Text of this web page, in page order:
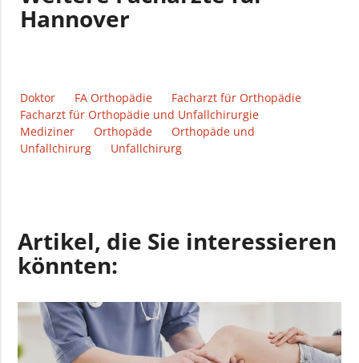
Hannover
Doktor FA Orthopädie
Facharzt für Orthopädie
Facharzt für Orthopädie und Unfallchirurgie
Mediziner
Orthopäde
Orthopäde und
Unfallchirurg
Unfallchirurg
Artikel, die Sie interessieren
könnten: